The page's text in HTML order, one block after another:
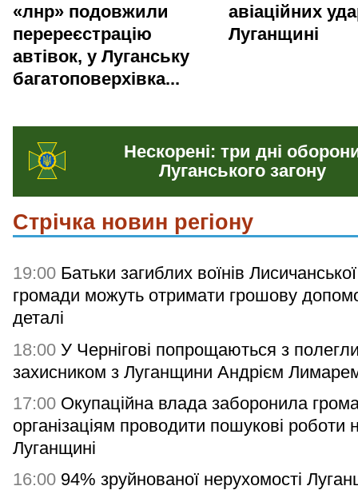
«лнр» подовжили
перереєстрацію
автівок, у Луганську
багатоповерхівка...
авіаційних
Луганщині
Нескорені: три дні
Луганського загону
Стрічка новин регіону
19:00 Батьки загиблих воїнів Лисичанської
громади можуть отримати грошову
деталі
18:00 У Чернігові попрощаються з
захисником з Луганщини Андрієм
17:00 Окупаційна влада заборонила
організаціям проводити пошукові роботи
Луганщині
16:00 94% зруйнованої нерухомості